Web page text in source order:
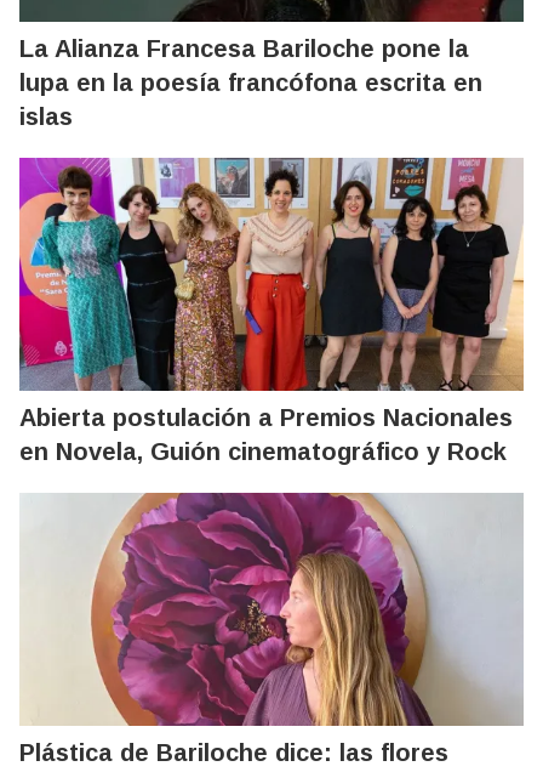
La Alianza Francesa Bariloche pone la
lupa en la poesía francófona escrita en
islas
Abierta postulación a Premios Nacionales
en Novela, Guión cinematográfico y Rock
Plástica de Bariloche dice: las flores